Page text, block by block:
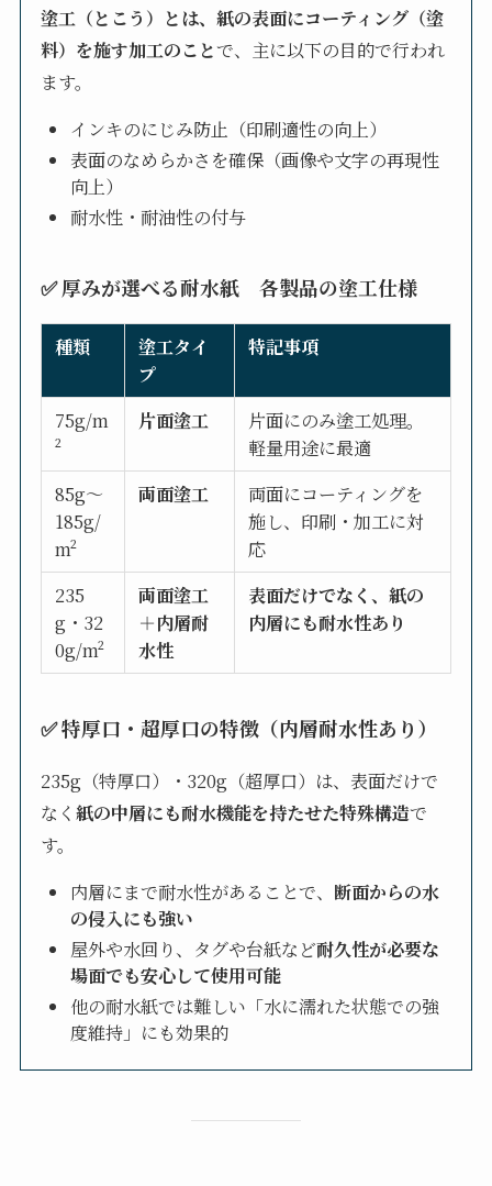
塗工（とこう）とは、紙の表面にコーティング（塗
料）を施す加工のことで、主に以下の目的で行われ
ます。
インキのにじみ防止（印刷適性の向上）
表面のなめらかさを確保（画像や文字の再現性
向上）
耐水性・耐油性の付与
✅厚みが選べる耐水紙 各製品の塗工仕様
種類
塗工タイ
プ
特記事項
75g/m
²
片面塗工
片面にのみ塗工処理。
軽量用途に最適
85g〜
185g/
m²
両面塗工
両面にコーティングを
施し、印刷・加工に対
応
235
g・32
0g/m²
両面塗工
＋内層耐
水性
表面だけでなく、紙の
内層にも耐水性あり
✅ 特厚口・超厚口の特徴（内層耐水性あり）
235g（特厚口）・320g（超厚口）は、表面だけで
なく 紙の中層にも耐水機能を持たせた特殊構造で
す。
内層にまで耐水性があることで、 断面からの水
の侵入にも強い
屋外や水回り、タグや台紙など耐久性が必要な
場面でも安心して使用可能
他の耐水紙では難しい「水に濡れた状態での強
度維持」にも効果的